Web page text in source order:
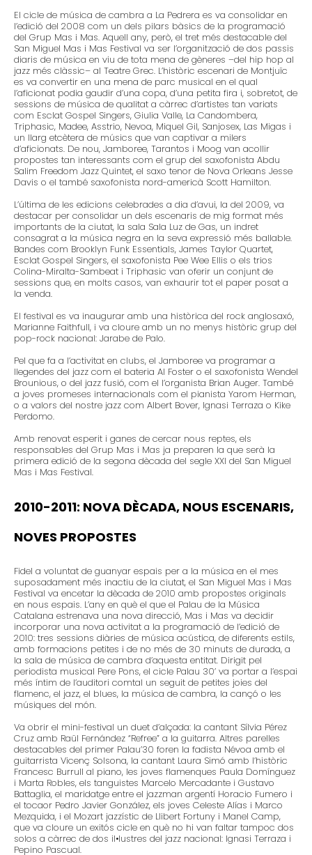
El cicle de música de cambra a La Pedrera es va consolidar en
l’edició del 2008 com un dels pilars bàsics de la programació
del Grup Mas i Mas. Aquell any, però, el tret més destacable del
San Miguel Mas i Mas Festival va ser l’organització de dos passis
diaris de música en viu de tota mena de gèneres –del hip hop al
jazz més clàssic– al Teatre Grec. L’històric escenari de Montjuïc
es va convertir en una mena de parc musical en el qual
l’aficionat podia gaudir d’una copa, d’una petita fira i, sobretot, de
sessions de música de qualitat a càrrec d’artistes tan variats
com Esclat Gospel Singers, Giulia Valle, La Candombera,
Triphasic, Madee, Asstrio, Nevoa, Miquel Gil, Sanjosex, Las Migas i
un llarg etcètera de músics que van captivar a milers
d’aficionats. De nou, Jamboree, Tarantos i Moog van acollir
propostes tan interessants com el grup del saxofonista Abdu
Salim Freedom Jazz Quintet, el saxo tenor de Nova Orleans Jesse
Davis o el també saxofonista nord-americà Scott Hamilton.
L’última de les edicions celebrades a dia d’avui, la del 2009, va
destacar per consolidar un dels escenaris de mig format més
importants de la ciutat, la sala Sala Luz de Gas, un indret
consagrat a la música negra en la seva expressió més ballable.
Bandes com Brooklyn Funk Essentials, James Taylor Quartet,
Esclat Gospel Singers, el saxofonista Pee Wee Ellis o els trios
Colina-Miralta-Sambeat i Triphasic van oferir un conjunt de
sessions que, en molts casos, van exhaurir tot el paper posat a
la venda.
El festival es va inaugurar amb una històrica del rock anglosaxó,
Marianne Faithfull, i va cloure amb un no menys històric grup del
pop-rock nacional: Jarabe de Palo.
Pel que fa a l’activitat en clubs, el Jamboree va programar a
llegendes del jazz com el bateria Al Foster o el saxofonista Wendel
Brounious, o del jazz fusió, com el l’organista Brian Auger. També
a joves promeses internacionals com el pianista Yarom Herman,
o a valors del nostre jazz com Albert Bover, Ignasi Terraza o Kike
Perdomo.
Amb renovat esperit i ganes de cercar nous reptes, els
responsables del Grup Mas i Mas ja preparen la que serà la
primera edició de la segona dècada del segle XXI del San Miguel
Mas i Mas Festival.
2010-2011: NOVA DÈCADA, NOUS ESCENARIS,
NOVES PROPOSTES
Fidel a voluntat de guanyar espais per a la música en el mes
suposadament més inactiu de la ciutat, el San Miguel Mas i Mas
Festival va encetar la dècada de 2010 amb propostes originals
en nous espais. L’any en què el que el Palau de la Música
Catalana estrenava una nova direcció, Mas i Mas va decidir
incorporar una nova activitat a la programació de l’edició de
2010: tres sessions diàries de música acústica, de diferents estils,
amb formacions petites i de no més de 30 minuts de durada, a
la sala de música de cambra d’aquesta entitat. Dirigit pel
periodista musical Pere Pons, el cicle Palau 30’ va portar a l’espai
més íntim de l’auditori comtal un seguit de petites joies del
flamenc, el jazz, el blues, la música de cambra, la cançó o les
músiques del món.
Va obrir el mini-festival un duet d’alçada: la cantant Sílvia Pérez
Cruz amb Raül Fernández “Refree” a la guitarra. Altres parelles
destacables del primer Palau’30 foren la fadista Névoa amb el
guitarrista Vicenç Solsona, la cantant Laura Simó amb l’històric
Francesc Burrull al piano, les joves flamenques Paula Domínguez
i Marta Robles, els tanguistes Marcelo Mercadante i Gustavo
Battaglia, el maridatge entre el jazzman argentí Horacio Fumero i
el tocaor Pedro Javier González, els joves Celeste Alías i Marco
Mezquida, i el Mozart jazzístic de Llibert Fortuny i Manel Camp,
que va cloure un exitós cicle en què no hi van faltar tampoc dos
solos a càrrec de dos il•lustres del jazz nacional: Ignasi Terraza i
Pepino Pascual.